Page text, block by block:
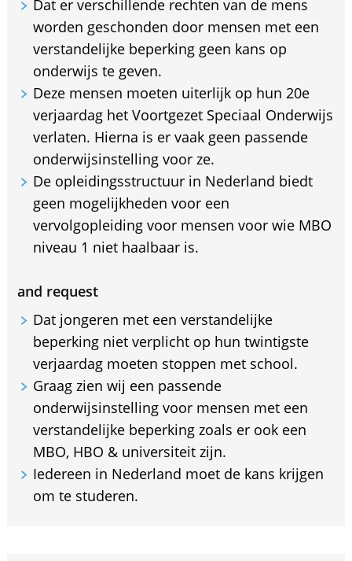
Dat er verschillende rechten van de mens
worden geschonden door mensen met een
verstandelijke beperking geen kans op
onderwijs te geven.
Deze mensen moeten uiterlijk op hun 20e
verjaardag het Voortgezet Speciaal Onderwijs
verlaten. Hierna is er vaak geen passende
onderwijsinstelling voor ze.
De opleidingsstructuur in Nederland biedt
geen mogelijkheden voor een
vervolgopleiding voor mensen voor wie MBO
niveau 1 niet haalbaar is.
and request
Dat jongeren met een verstandelijke
beperking niet verplicht op hun twintigste
verjaardag moeten stoppen met school.
Graag zien wij een passende
onderwijsinstelling voor mensen met een
verstandelijke beperking zoals er ook een
MBO, HBO & universiteit zijn.
Iedereen in Nederland moet de kans krijgen
om te studeren.